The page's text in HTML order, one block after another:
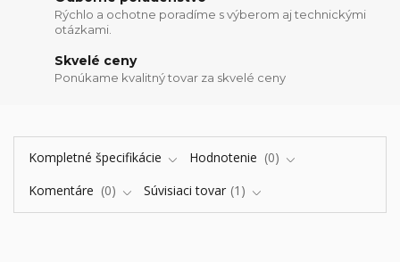
Rýchlo a ochotne poradíme s výberom aj technickými
otázkami.
Skvelé ceny
Ponúkame kvalitný tovar za skvelé ceny
Kompletné špecifikácie Hodnotenie
0
Komentáre
0 Súvisiaci tovar 1